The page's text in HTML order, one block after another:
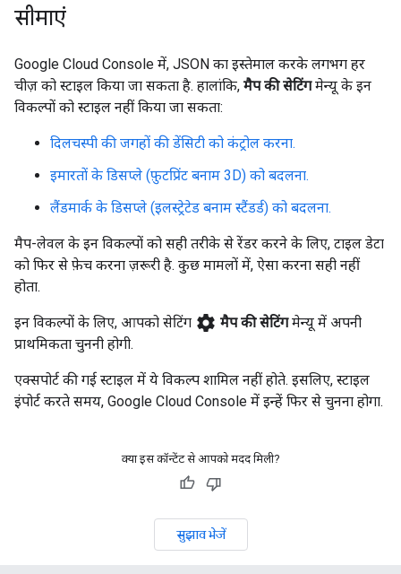
सीमाएं
Google Cloud Console में, JSON का इस्तेमाल करके लगभग हर
चीज़ को स्टाइल किया जा सकता है. हालांकि, मैप की सेटिंगमेन्यू के इन
विकल्पों को स्टाइल नहीं किया जा सकता:
दिलचस्पी की जगहों की डेंसिटी को कंट्रोल करना.
इमारतों के डिसप्ले (फ़ुटप्रिंट बनाम 3D) को बदलना.
लैंडमार्क के डिसप्ले (इलस्ट्रेटेड बनाम स्टैंडर्ड) को बदलना.
मैप-लेवल के इन विकल्पों को सही तरीके से रेंडर करने के लिए, टाइल डेटा
को फिर से फ़ेच करना ज़रूरी है. कुछ मामलों में, ऐसा करना सही नहीं
होता.
इन विकल्पों के लिए, आपको सेटिंग settings मैप की सेटिंगमेन्यू में अपनी
प्राथमिकता चुननी होगी.
एक्सपोर्ट की गई स्टाइल में ये विकल्प शामिल नहीं होते. इसलिए, स्टाइल
इंपोर्ट करते समय, Google Cloud Console में इन्हें फिर से चुनना होगा.
क्या इस कॉन्टेंट से आपको मदद मिली?
सुझाव भेजें